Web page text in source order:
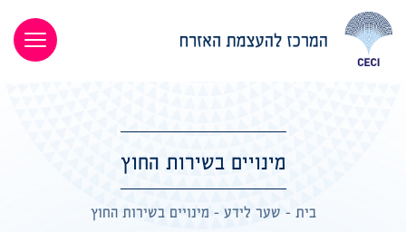
מינויים בשירות החוץ
בית - שער לידע - מינויים בשירות החוץ